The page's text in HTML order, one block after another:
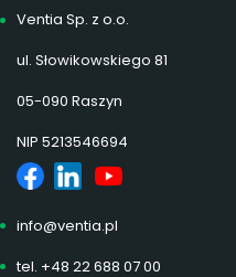
Ventia Sp. z o.o.
ul. Słowikowskiego 81
05-090 Raszyn
NIP 5213546694
info@ventia.pl
tel. +48 22 688 07 00